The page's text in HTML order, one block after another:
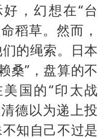
，幻想在“台
稻草。然而，
的绳索。日本
桑”，盘算的不
国的“印太战
德以为递上投
知自己不过是